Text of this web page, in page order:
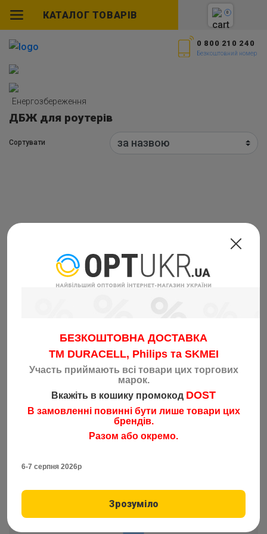
КАТАЛОГ ТОВАРІВ 0
0 800 210 240
Безкоштовний номер
Енергозбереження
ДБЖ для роутерів
Сортувати
Оплата і доставка
ПАРТНЕРАМ
БЕЗКОШТОВНА ДОСТАВКА
TM DURACELL, Philips та SKMEI
Участь приймають всі товари цих торгових
марок.
Вкажіть в кошику промокод DOST
В замовленні повинні бути лише товари цих
брендів.
Разом або окремо.
6-7 серпня 2026р
Зрозуміло